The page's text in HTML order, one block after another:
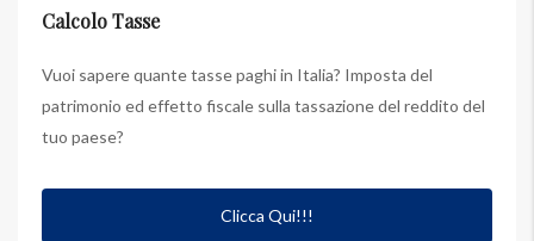
Calcolo Tasse
Vuoi sapere quante tasse paghi in Italia? Imposta del
patrimonio ed effetto fiscale sulla tassazione del reddito del
tuo paese?
Clicca Qui!!!